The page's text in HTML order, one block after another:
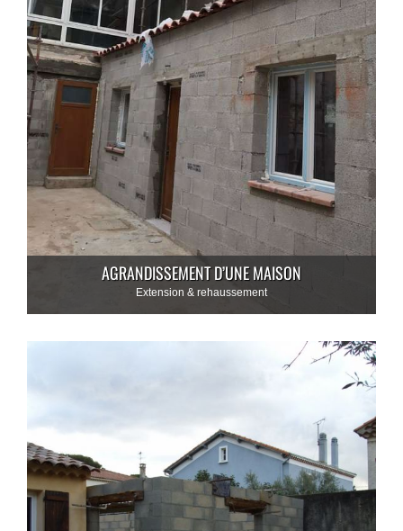
AGRANDISSEMENT D’UNE MAISON
Extension & rehaussement